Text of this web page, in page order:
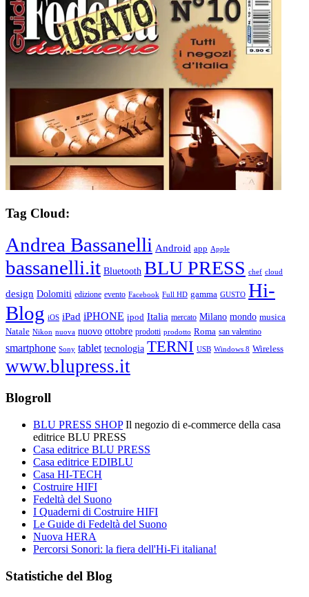
Tag Cloud:
Andrea Bassanelli Android app Apple
bassanelli.it Bluetooth BLU PRESS chef cloud
design Dolomiti edizione evento Facebook Full HD gamma GUSTO Hi-
Blog iOS iPad iPHONE ipod Italia mercato Milano mondo musica
Natale Nikon nuova nuovo ottobre prodotti prodotto Roma san valentino
smartphone Sony tablet tecnologia TERNI USB Windows 8 Wireless
www.blupress.it
Blogroll
BLU PRESS SHOPIl negozio di e-commerce della casa
editrice BLU PRESS
Casa editrice BLU PRESS
Casa editrice EDIBLU
Casa HI-TECH
Costruire HIFI
Fedeltà del Suono
I Quaderni di Costruire HIFI
Le Guide di Fedeltà del Suono
Nuova HERA
Percorsi Sonori: la fiera dell'Hi-Fi italiana!
Statistiche del Blog